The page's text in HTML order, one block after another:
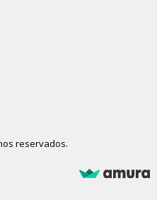
reservados.